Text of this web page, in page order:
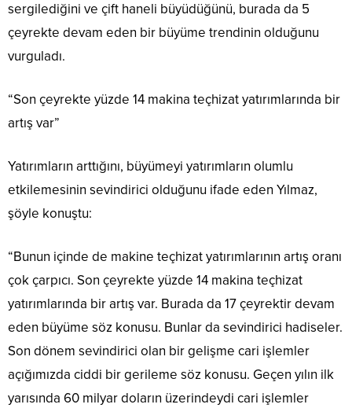
sergilediğini ve çift haneli büyüdüğünü, burada da 5
çeyrekte devam eden bir büyüme trendinin olduğunu
vurguladı.
“Son çeyrekte yüzde 14 makina teçhizat yatırımlarında bir
artış var”
Yatırımların arttığını, büyümeyi yatırımların olumlu
etkilemesinin sevindirici olduğunu ifade eden Yılmaz,
şöyle konuştu:
“Bunun içinde de makine teçhizat yatırımlarının artış oranı
çok çarpıcı. Son çeyrekte yüzde 14 makina teçhizat
yatırımlarında bir artış var. Burada da 17 çeyrektir devam
eden büyüme söz konusu. Bunlar da sevindirici hadiseler.
Son dönem sevindirici olan bir gelişme cari işlemler
açığımızda ciddi bir gerileme söz konusu. Geçen yılın ilk
yarısında 60 milyar doların üzerindeydi cari işlemler